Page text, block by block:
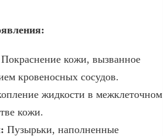
Покраснение кожи, вызванное
кровеносных сосудов.
жидкости в межклеточном
кожи.
Пузырьки, наполненные